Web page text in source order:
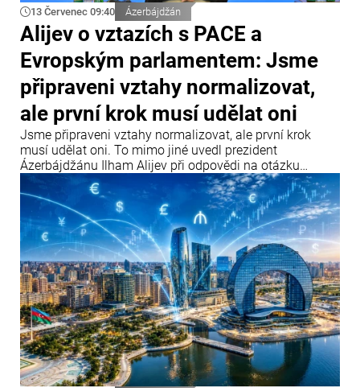
13 Červenec 09:40 Ázerbájdžán
Alijev o vztazích s PACE a
Evropským parlamentem: Jsme
připraveni vztahy normalizovat,
ale první krok musí udělat oni
Jsme připraveni vztahy normalizovat, ale první krok
musí udělat oni. To mimo jiné uvedl prezident
Ázerbájdžánu Ilham Alijev při odpovědi na otázku
týkající se vztahů Ázerbájdžánu s Parlamentním
shromážděním Rady Evropy (PACE) a Evropským
parlamentem během setkání s účastníky IV. Šušského
globálního mediálního fóra.